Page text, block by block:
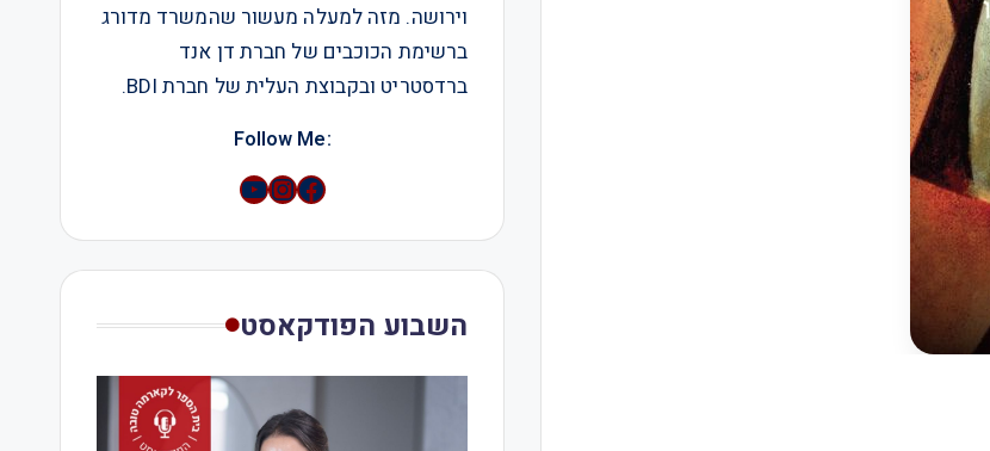
וירושה. מזה למעלה מעשור שהמשרד מדורג
ברשימת הכוכבים של חברת דן אנד
ברדסטריט ובקבוצת העלית של חברת BDI.
:Follow Me
Instagram
YouTube
השבוע הפודקאסט